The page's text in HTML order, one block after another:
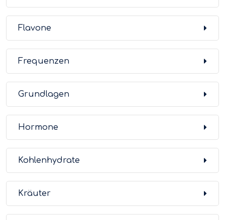
Flavone
Frequenzen
Grundlagen
Hormone
Kohlenhydrate
Kräuter